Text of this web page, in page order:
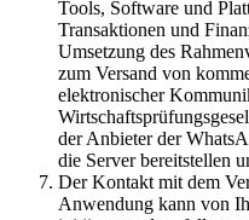
Tools, Software und
Transaktionen und
Umsetzung des
zum Versand von
elektronischer
der Anbieter der
die Server bereitstellen
Der Kontakt mit dem
Anwendung kann von